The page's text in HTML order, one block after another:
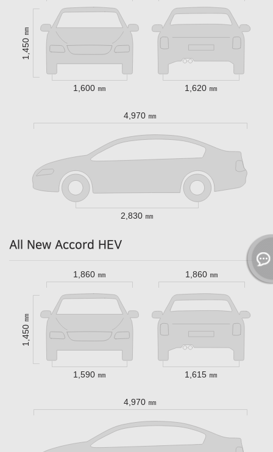
1,450 ㎜
1,600 ㎜ 1,620 ㎜
4,970 ㎜
2,830 ㎜
All New Accord HEV
1,860 ㎜ 1,860 ㎜
1,450 ㎜
1,590 ㎜ 1,615 ㎜
4,970 ㎜